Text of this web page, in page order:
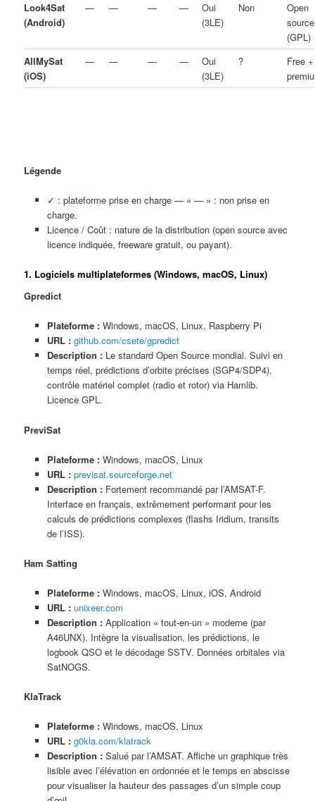
Look4Sat
(Android)
— — — —
Oui
(3LE)
Non
Open
source
(GPL)
AllMySat
(iOS)
— — — —
Oui
(3LE)
?
Free
Légende
✓ : plateforme prise en charge — « — » : non prise en
charge.
Licence / Coût : nature de la distribution (open source avec
licence indiquée, freeware gratuit, ou payant).
1. Logiciels multiplateformes (Windows, macOS, Linux)
Gpredict
Plateforme : Windows, macOS, Linux, Raspberry Pi
URL : github.com/csete/gpredict
Description : Le standard Open Source mondial. Suivi en
temps réel, prédictions d’orbite précises (SGP4/SDP4),
contrôle matériel complet (radio et rotor) via Hamlib.
Licence GPL.
PreviSat
Plateforme : Windows, macOS, Linux
URL : previsat.sourceforge.net
Description : Fortement recommandé par l’AMSAT-F.
Interface en français, extrêmement performant pour les
calculs de prédictions complexes (flashs Iridium, transits
de l’ISS).
Ham Satting
Plateforme : Windows, macOS, Linux, iOS, Android
URL : unixeer.com
Description : Application « tout-en-un » moderne (par
A46UNX). Intègre la visualisation, les prédictions, le
logbook QSO et le décodage SSTV. Données orbitales via
SatNOGS.
KlaTrack
Plateforme : Windows, macOS, Linux
URL : g0kla.com/klatrack
Description : Salué par l’AMSAT. Affiche un graphique très
lisible avec l’élévation en ordonnée et le temps en abscisse
pour visualiser la hauteur des passages d’un simple coup